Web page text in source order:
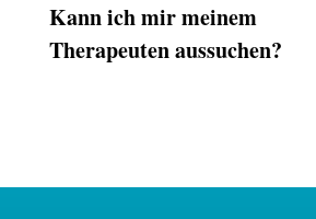
Kann ich mir meinem
Therapeuten aussuchen?